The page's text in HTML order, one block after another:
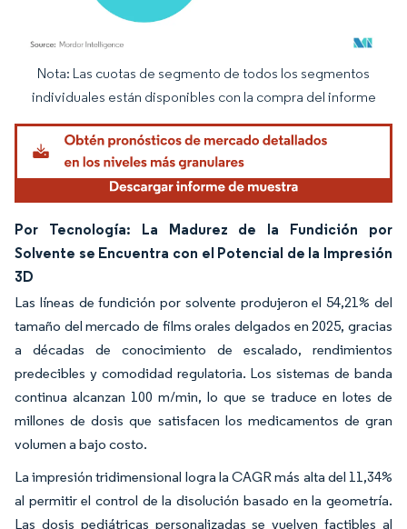
Imagen © Mordor Intelligence. El uso requiere atribución según CC BY 4.0.
Nota: Las cuotas de segmento de todos los segmentos
individuales están disponibles con la compra del informe
Por Tecnología: La Madurez de la Fundición por
Solvente se Encuentra con el Potencial de la Impresión
3D
Las líneas de fundición por solvente produjeron el 54,21% del
tamaño del mercado de films orales delgados en 2025, gracias
a décadas de conocimiento de escalado, rendimientos
predecibles y comodidad regulatoria. Los sistemas de banda
continua alcanzan 100 m/min, lo que se traduce en lotes de
millones de dosis que satisfacen los medicamentos de gran
volumen a bajo costo.
La impresión tridimensional logra la CAGR más alta del 11,34%
al permitir el control de la disolución basado en la geometría.
Las dosis pediátricas personalizadas se vuelven factibles al